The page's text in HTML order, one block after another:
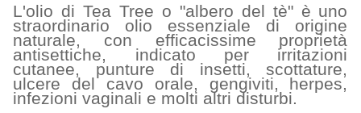
L'olio di Tea Tree o "albero del tè" è uno
straordinario olio essenziale di origine
naturale, con efficacissime proprietà
antisettiche, indicato per irritazioni
cutanee, punture di insetti, scottature,
ulcere del cavo orale, gengiviti, herpes,
infezioni vaginali e molti altri disturbi.